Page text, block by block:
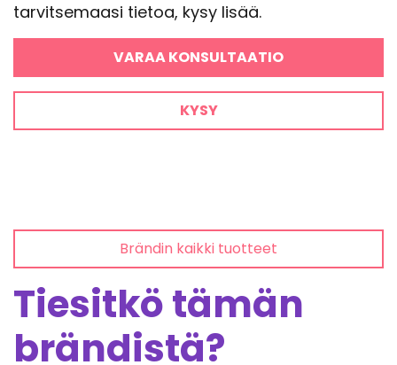
tarvitsemaasi tietoa, kysy lisää.
VARAA KONSULTAATIO
KYSY
Brändin kaikki tuotteet
Tiesitkö tämän
brändistä?